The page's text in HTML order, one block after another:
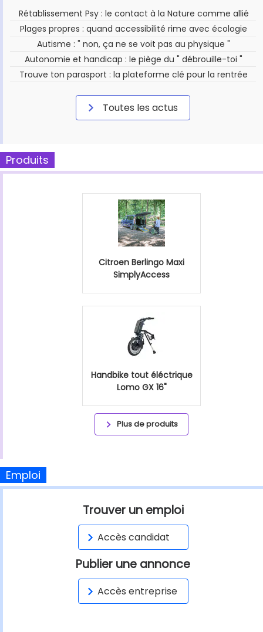
Rétablissement Psy : le contact à la Nature comme allié
Plages propres : quand accessibilité rime avec écologie
Autisme : " non, ça ne se voit pas au physique "
Autonomie et handicap : le piège du " débrouille-toi "
Trouve ton parasport : la plateforme clé pour la rentrée
Toutes les actus
Produits
Citroen Berlingo Maxi
SimplyAccess
Handbike tout éléctrique
Lomo GX 16"
Plus de produits
Emploi
Trouver un emploi
Accès candidat
Publier une annonce
Accès entreprise